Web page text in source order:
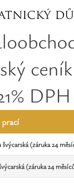
Zásnubní prsteny
Snubní prsteny
Zakázková výroba
Opravy šperků
Opravy hodinek
Diamanty
DPH
(záruka 24
(záruka 24